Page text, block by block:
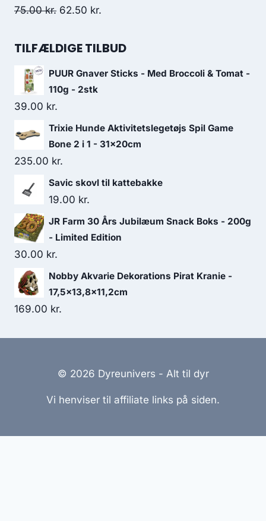
var:
75.00kr. Den
pris
75.00 kr..
62.50 kr.
pris
62.50 kr..
TILFÆLDIGE TILBUD
PUUR Gnaver Sticks - Med Broccoli & Tomat -
110g - 2stk
39.00 kr.
Trixie Hunde Aktivitetslegetøjs Spil Game
Bone 2 i 1 - 31x20cm
235.00 kr.
Savic skovl til kattebakke
19.00 kr.
JR Farm 30 Års Jubilæum Snack Boks - 200g
- Limited Edition
30.00 kr.
Nobby Akvarie Dekorations Pirat Kranie -
17,5x13,8x11,2cm
169.00 kr.
© 2026 Dyreunivers - Alt til dyr
Vi henviser til affiliate links på siden.